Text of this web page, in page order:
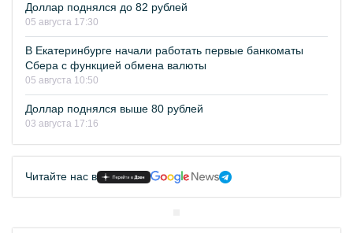
Доллар поднялся до 82 рублей
05 августа 17:30
В Екатеринбурге начали работать первые банкоматы
Сбера с функцией обмена валюты
05 августа 10:50
Доллар поднялся выше 80 рублей
03 августа 17:16
Читайте нас в